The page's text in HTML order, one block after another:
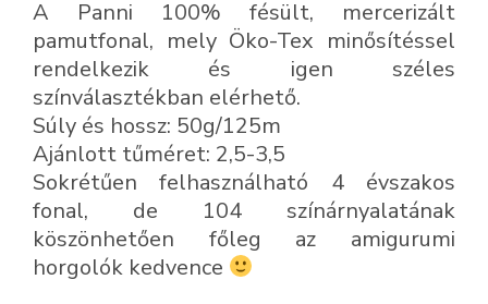
mangó
mennyiség
A Panni 100% fésült, mercerizált
pamutfonal, mely Öko-Tex minősítéssel
rendelkezik és igen széles
színválasztékban elérhető.
Súly és hossz: 50g/125m
Ajánlott tűméret: 2,5-3,5
Sokrétűen felhasználható 4 évszakos
fonal, de 104 színárnyalatának
köszönhetően főleg az amigurumi
horgolók kedvence